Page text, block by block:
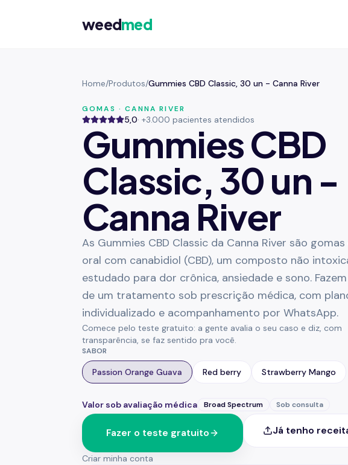
weedmed
Home/Produtos/Gummies CBD Classic, 30 un - Canna River
GOMAS · CANNA RIVER
5,0· +3.000 pacientes atendidos
Gummies CBD
Classic, 30 un -
Canna River
As Gummies CBD Classic da Canna River são
oral com canabidiol (CBD), um composto não
estudado para dor crônica, ansiedade e sono.
de um tratamento sob prescrição médica, com
individualizado e acompanhamento por WhatsApp.
Comece pelo teste gratuito: a gente avalia o seu caso e diz, com
transparência, se faz sentido pra você.
SABOR
Passion Orange Guava Red berry Strawberry Mango
Valor sob avaliação médica Broad Spectrum Sob consulta
Fazer o teste gratuito Já tenho
Criar minha conta